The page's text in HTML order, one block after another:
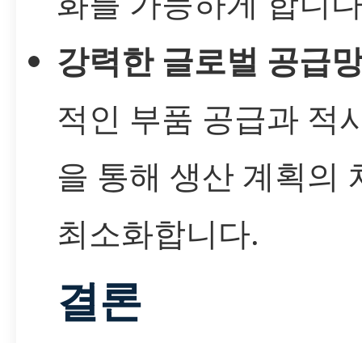
강력한 글로벌 공급
적인 부품 공급과 적
을 통해 생산 계획의
최소화합니다.
결론